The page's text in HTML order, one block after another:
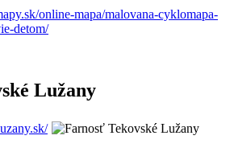
online-mapa/malovana-cyklomapa-
detom/
Lužany